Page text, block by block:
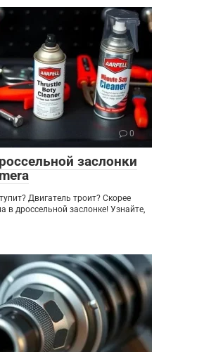
0
заслонки
Двигатель троит? Скорее
в дроссельной заслонке! Узнайте,